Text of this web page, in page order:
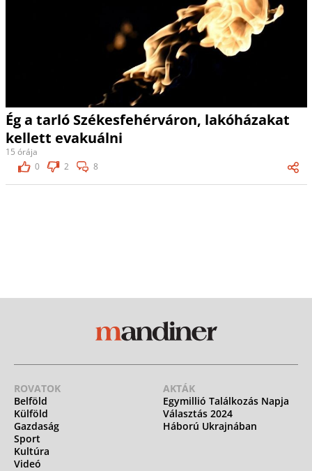
Ég a tarló Székesfehérváron, lakóházakat
kellett evakuálni
15 órája
0
2 8
ROVATOK
Belföld
Külföld
Gazdaság
Sport
Kultúra
Videó
AKTÁK
Egymillió Találkozás Napja
Választás 2024
Háború Ukrajnában